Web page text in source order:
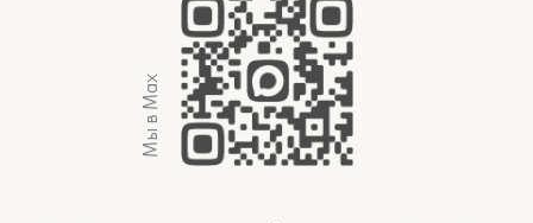
Мы в Max